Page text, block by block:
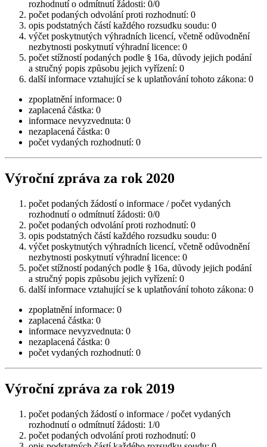
rozhodnutí o odmítnutí žádosti: 0/0
počet podaných odvolání proti rozhodnutí: 0
opis podstatných částí každého rozsudku soudu: 0
výčet poskytnutých výhradních licencí, včetně odůvodnění
nezbytnosti poskytnutí výhradní licence: 0
počet stížností podaných podle § 16a, důvody jejich podání
a stručný popis způsobu jejich vyřízení: 0
další informace vztahující se k uplatňování tohoto zákona: 0
zpoplatnění informace: 0
zaplacená částka: 0
informace nevyzvednuta: 0
nezaplacená částka: 0
počet vydaných rozhodnutí: 0
Výroční zpráva za rok 2020
počet podaných žádostí o informace / počet vydaných
rozhodnutí o odmítnutí žádosti: 0/0
počet podaných odvolání proti rozhodnutí: 0
opis podstatných částí každého rozsudku soudu: 0
výčet poskytnutých výhradních licencí, včetně odůvodnění
nezbytnosti poskytnutí výhradní licence: 0
počet stížností podaných podle § 16a, důvody jejich podání
a stručný popis způsobu jejich vyřízení: 0
další informace vztahující se k uplatňování tohoto zákona: 0
zpoplatnění informace: 0
zaplacená částka: 0
informace nevyzvednuta: 0
nezaplacená částka: 0
počet vydaných rozhodnutí: 0
Výroční zpráva za rok 2019
počet podaných žádostí o informace / počet vydaných
rozhodnutí o odmítnutí žádosti: 1/0
počet podaných odvolání proti rozhodnutí: 0